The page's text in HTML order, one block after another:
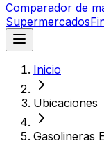
Comparador de
Supermercados
Inicio
Ubicaciones
Gasolineras